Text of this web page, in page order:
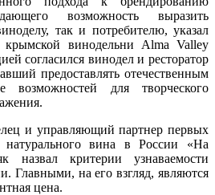
возможность выразить
так и потребителю, указал
крымской винодельни Alma Valley
согласился винодел и ресторатор
предоставлять отечественным
возможностей для творческого
и управляющий партнер первых
натурального вина в России «На
назвал критерии узнаваемости
Главными, на его взгляд, являются
цена.